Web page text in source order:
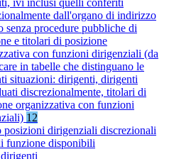
ivi inclusi quelli conferiti
dall'organo di indirizzo
senza procedure pubbliche di
e titolari di posizione
con funzioni dirigenziali (da
in tabelle che distinguano le
situazioni: dirigenti, dirigenti
discrezionalmente, titolari di
organizzativa con funzioni
12
posizioni dirigenziali discrezionali
funzione disponibili